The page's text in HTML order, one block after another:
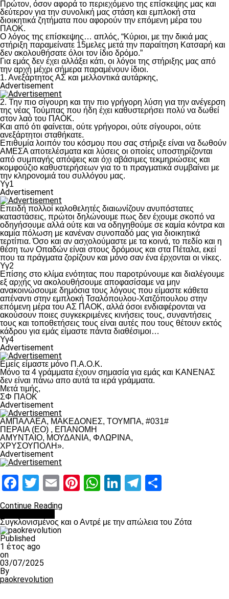
Πρώτον, όσον αφορά το περιεχόμενο της επίσκεψης μας και
δεύτερον για την συνολική μας στάση και εμπλοκή στα
διοικητικά ζητήματα που αφορούν την επόμενη μέρα του
ΠΑΟΚ.
Ο λόγος της επίσκεψης… απλός, “Κύριοι, με την δικιά μας
στήριξη παραμείνατε 15μελες μετά την παραίτηση Κατσαρή και
δεν ακολουθήσατε όλοι τον ίδιο δρόμο.”
Για εμάς δεν έχει αλλάξει κάτι, οι λόγοι της στήριξης μας από
την αρχή μέχρι σήμερα παραμένουν ίδιοι.
1. Ανεξάρτητος ΑΣ και μελλοντικά αυτάρκης,
Advertisement
2. Την πιο σίγουρη και την πιο γρήγορη λύση για την ανέγερση
της νέας Τούμπας που ήδη έχει καθυστερήσει πολύ να δωθεί
στον λαό του ΠΑΟΚ.
Και από ότι φαίνεται, ούτε γρήγοροι, ούτε σίγουροι, ούτε
ανεξάρτητοι σταθήκατε.
Επιθυμία λοιπόν του κόσμου που σας στήριξε είναι να δωθούν
ΑΜΕΣΑ αποτελέσματα και λύσεις οι οποίες υποστηρίζονται
από συμπαγής απόψεις και όχι αβάσιμες τεκμηριώσεις και
κομφούζιο καθυστερήσεων για το τι πραγματικά συμβαίνει με
την κληρονομιά του συλλόγου μας.
Υγ1
Advertisement
Επειδή πολλοί καλοθελητές διαιωνίζουν ανυπόστατες
καταστάσεις, πρώτοι δηλώνουμε πως δεν έχουμε σκοπό να
οδηγήσουμε αλλά ούτε και να οδηγηθούμε σε καμία κόντρα και
καμία πόλωση με κανέναν συνοπαδό μας για διοικητικά
τερτίπια. Όσο και αν ασχολούμαστε με τα κοινά, το πεδίο και η
θέση των Οπαδών είναι στους δρόμους και στα Πέταλα, εκεί
που τα πράγματα ζορίζουν και μόνο σαν ένα έρχονται οι νίκες.
Υγ2
Επίσης στο κλίμα ενότητας που παροτρύνουμε και διαλέγουμε
εξ αρχής να ακολουθήσουμε αποφασίσαμε να μην
ανακοινώσουμε δημόσια τους λόγους που είμαστε κάθετα
απέναντι στην εμπλοκή Τσαλόπουλου-Χατζόπουλου στην
επόμενη μέρα του ΑΣ ΠΑΟΚ, αλλά όσοι ενδιαφέρονται να
ακούσουν ποιες συγκεκριμένες κινήσεις τους, συναντήσεις
τους και τοποθετήσεις τους είναι αυτές που τους θέτουν εκτός
κάδρου για εμάς είμαστε πάντα διαθέσιμοι…
Υγ4
Advertisement
Εμείς είμαστε μόνο Π.Α.Ο.Κ.
Μόνο τα 4 γράμματα έχουν σημασία για εμάς και ΚΑΝΕΝΑΣ
δεν είναι πάνω απο αυτά τα ιερά γράμματα.
Μετά τιμής,
ΣΦ ΠΑΟΚ
Advertisement
ΑΜΠΑΛΑΕΑ, ΜΑΚΕΔΟΝΕΣ, ΤΟΥΜΠΑ, #031#
ΠΕΡΑΙΑ (ΕΟ) , ΕΠΑΝΟΜΗ
ΑΜΥΝΤΑΙΟ, ΜΟΥΔΑΝΙΑ, ΦΛΩΡΙΝΑ,
ΧΡΥΣΟΥΠΟΛΗ».
Advertisement
Facebook
Twitter
EmailPinterest
WhatsApp
LinkedIn
Telegram
Continue Reading
Συγκλονισμένος και ο Αντρέ με την απώλεια του Ζότα
Published
1 έτος ago
on
03/07/2025
By
paokrevolution